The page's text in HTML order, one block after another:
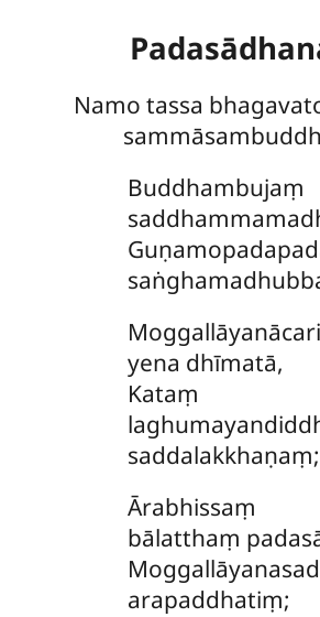
Namo tassa
yena dhīmatā,
Kataṃ
saddalakkhaṇaṃ;
Ārabhissaṃ
bālatthaṃ
arapaddhatiṃ;